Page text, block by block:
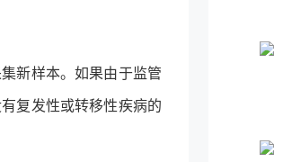
新样本。如果由于监管
复发性或转移性疾病的